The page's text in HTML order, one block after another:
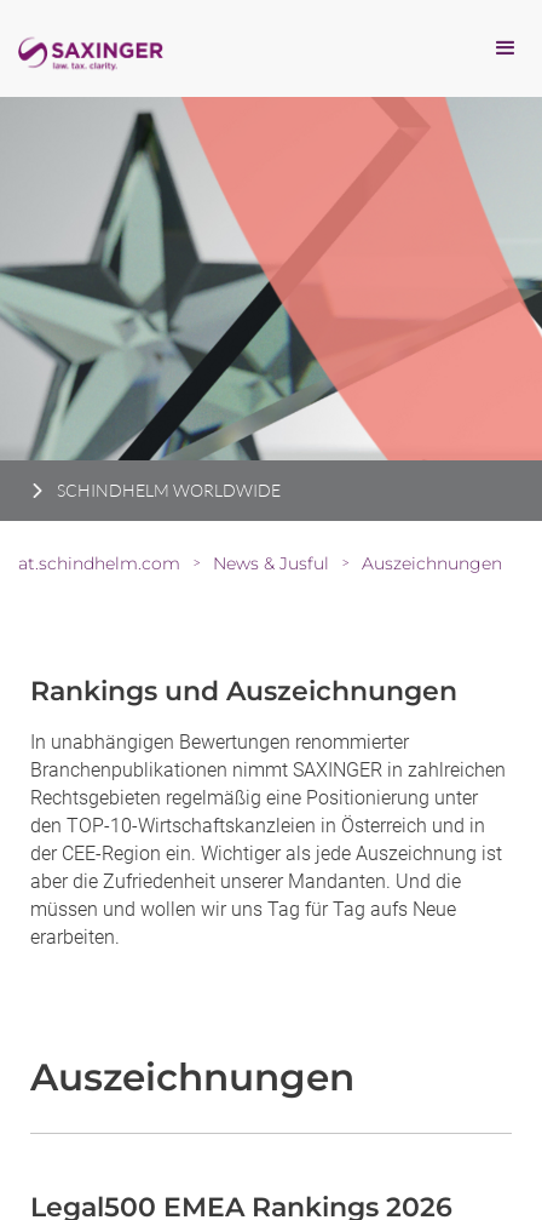
SCHINDHELM WORLDWIDE
at.schindhelm.com > News & Jusful > Auszeichnungen
Rankings und Auszeichnungen
In unabhängigen Bewertungen renommierter
Branchenpublikationen nimmt SAXINGER in zahlreichen
Rechtsgebieten regelmäßig eine Positionierung unter
den TOP-10-Wirtschaftskanzleien in Österreich und in
der CEE-Region ein. Wichtiger als jede Auszeichnung ist
aber die Zufriedenheit unserer Mandanten. Und die
müssen und wollen wir uns Tag für Tag aufs Neue
erarbeiten.
Auszeichnungen
Legal500 EMEA Rankings 2026